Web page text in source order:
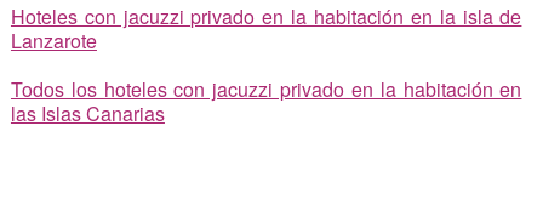
Hoteles con jacuzzi privado en la habitación en la isla de
Lanzarote
Todos los hoteles con jacuzzi privado en la habitación en
las Islas Canarias